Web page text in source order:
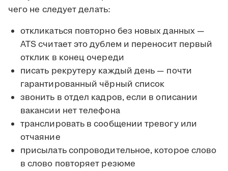
чего не следует делать:
откликаться повторно без новых данных —
ATS считает это дублем и переносит первый
отклик в конец очереди
писать рекрутеру каждый день — почти
гарантированный чёрный список
звонить в отдел кадров, если в описании
вакансии нет телефона
транслировать в сообщении тревогу или
отчаяние
присылать сопроводительное, которое слово
в слово повторяет резюме